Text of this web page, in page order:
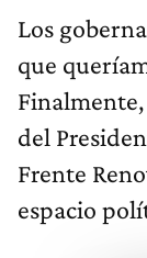
Los
que
del
Frente
espacio